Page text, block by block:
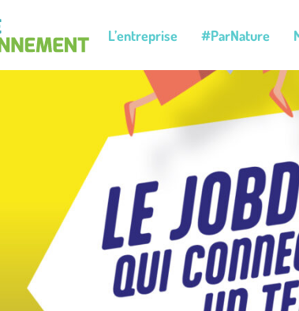
L’entreprise #ParNature